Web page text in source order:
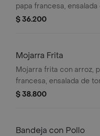
papa francesa,
cebolla y lechuga.
$ 36.200
Mojarra Frita
Mojarra frita con arroz,
francesa, ensalada de
y lechuga.
$ 38.800
Bandeja con Pollo